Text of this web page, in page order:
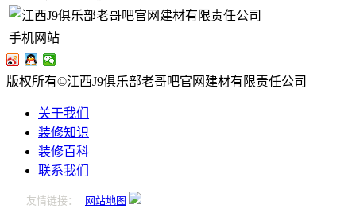
手机网站
版权所有©江西J9俱乐部老哥吧官网建材有限责任公司
关于我们
装修知识
装修百科
联系我们
友情链接： 网站地图